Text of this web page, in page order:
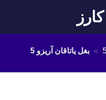
» بغل یاتاقان آریزو 5